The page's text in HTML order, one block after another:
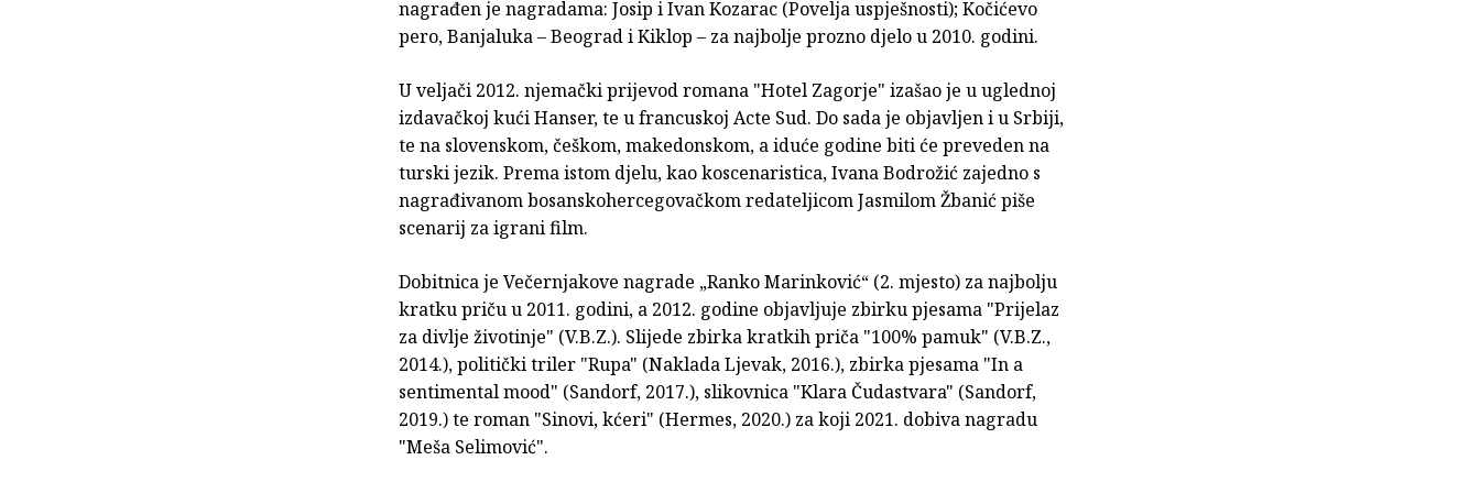
nagrađen je nagradama: Josip i Ivan Kozarac (Povelja uspješnosti); Kočićevo
pero, Banjaluka – Beograd i Kiklop – za najbolje prozno djelo u 2010. godini.
U veljači 2012. njemački prijevod romana "Hotel Zagorje" izašao je u uglednoj
izdavačkoj kući Hanser, te u francuskoj Acte Sud. Do sada je objavljen i u Srbiji,
te na slovenskom, češkom, makedonskom, a iduće godine biti će preveden na
turski jezik. Prema istom djelu, kao koscenaristica, Ivana Bodrožić zajedno s
nagrađivanom bosanskohercegovačkom redateljicom Jasmilom Žbanić piše
scenarij za igrani film.
Dobitnica je Večernjakove nagrade „Ranko Marinković“ (2. mjesto) za najbolju
kratku priču u 2011. godini, a 2012. godine objavljuje zbirku pjesama "Prijelaz
za divlje životinje" (V.B.Z.). Slijede zbirka kratkih priča "100% pamuk" (V.B.Z.,
2014.), politički triler "Rupa" (Naklada Ljevak, 2016.), zbirka pjesama "In a
sentimental mood" (Sandorf, 2017.), slikovnica "Klara Čudastvara" (Sandorf,
2019.) te roman "Sinovi, kćeri" (Hermes, 2020.) za koji 2021. dobiva nagradu
"Meša Selimović".